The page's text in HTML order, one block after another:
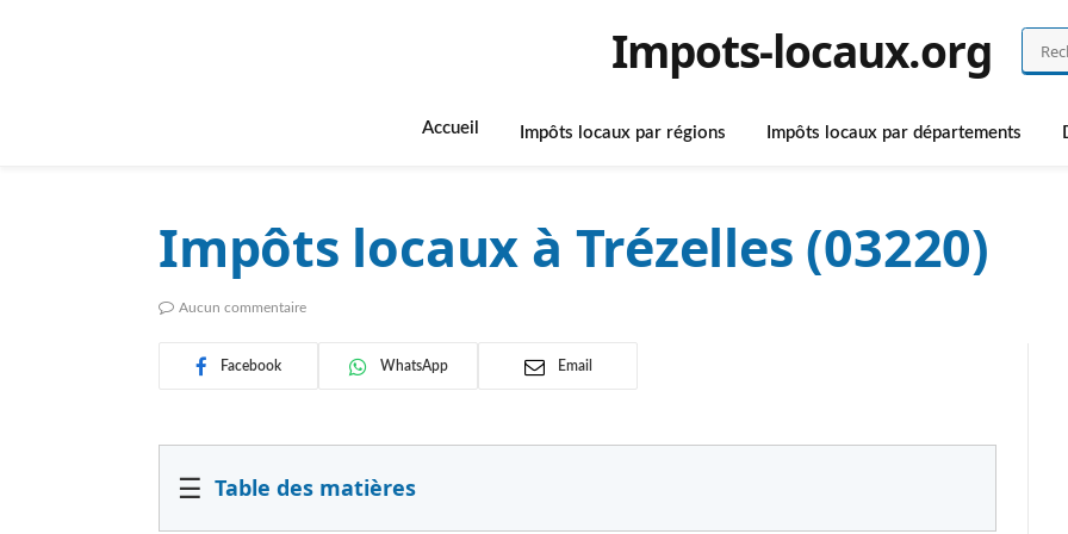
Impots-locaux.org
Accueil Impôts locaux par régions Impôts locaux par départements
Impôts locaux à Trézelles (03220)
Aucun commentaire
Facebook WhatsApp Email
☰ Table des matières